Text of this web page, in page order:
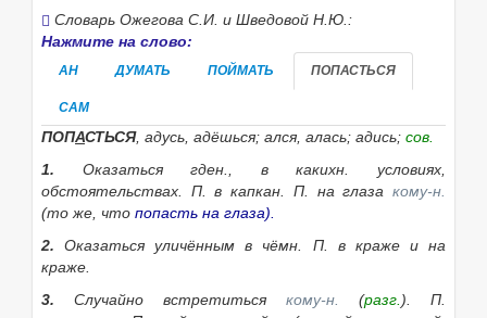
Словарь Ожегова С.И. и Шведовой Н.Ю.:
Нажмите на слово:
АН ДУМАТЬ ПОЙМАТЬ ПОПАСТЬСЯ
САМ
ПОПАСТЬСЯ, адусь, адёшься; ался, алась; адись; сов.
1. Оказаться гден., в какихн. условиях,
обстоятельствах. П. в капкан. П. на глазакому-н.
(то же, что попасть на глаза).
2. Оказаться уличённым в чёмн. П. в кражеина
краже.
3. Случайно встретиться кому-н. (разг.). П.